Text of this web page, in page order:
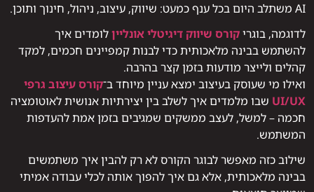
AI משתלב היום בכל ענף כמעט: שיווק, עיצוב, ניהול, חינוך ותוכן.
לדוגמה, בוגריקורס שיווק דיגיטלי אונלייןלומדים איך
להשתמש בבינה מלאכותית כדי לבנות קמפיינים חכמים, למקד
קהלים ולייצר מודעות בזמן קצר בהרבה.
ואילו מי שעוסק בעיצוב ימצא עניין מיוחד ב־קורס עיצוב גרפי
UI/UX שבו מלמדים איך לשלב בין יצירתיות אנושית לאוטומציה
חכמה – למשל, לעצב ממשקים שמגיבים בזמן אמת להעדפות
המשתמש.
שילוב כזה מאפשר לבוגר הקורס לא רק להבין איך משתמשים
בבינה מלאכותית, אלא גם איך להפוך אותה לכלי עבודה אמיתי